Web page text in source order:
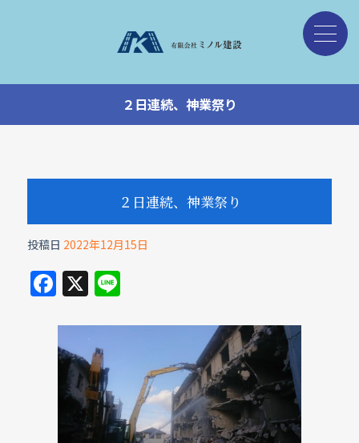
２日連続、神業祭り
２日連続、神業祭り
投稿日 2022年12月15日
F
a
c
e
b
X Li
e